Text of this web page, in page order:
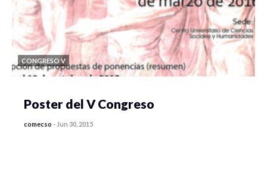
CONGRESO V
Poster del V Congreso
comecso - Jun 30, 2015